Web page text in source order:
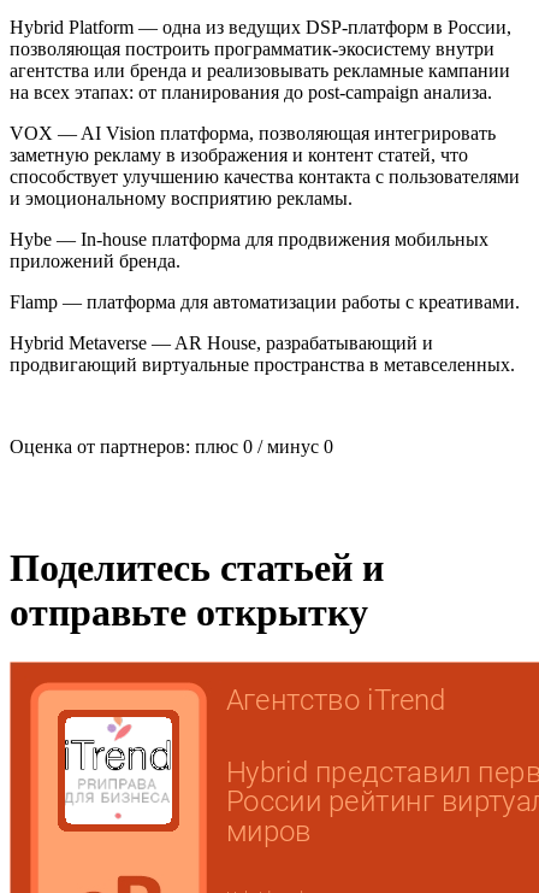
Hybrid Platform — одна из ведущих DSP-платформ в России,
позволяющая построить программатик-экосистему внутри
агентства или бренда и реализовывать рекламные кампании
на всех этапах: от планирования до post-campaign анализа.
VOX — AI Vision платформа, позволяющая интегрировать
заметную рекламу в изображения и контент статей, что
способствует улучшению качества контакта с пользователями
и эмоциональному восприятию рекламы.
Hybe — In-house платформа для продвижения мобильных
приложений бренда.
Flamp — платформа для автоматизации работы с креативами.
Hybrid Metaverse — AR House, разрабатывающий и
продвигающий виртуальные пространства в метавселенных.
Оценка от партнеров: плюс 0 / минус 0
Поделитесь статьей и
отправьте открытку